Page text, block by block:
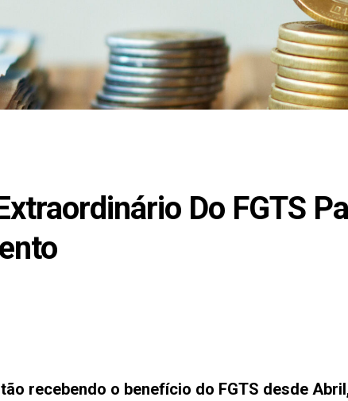
Do FGTS
recebendo o benefício do FGTS desde